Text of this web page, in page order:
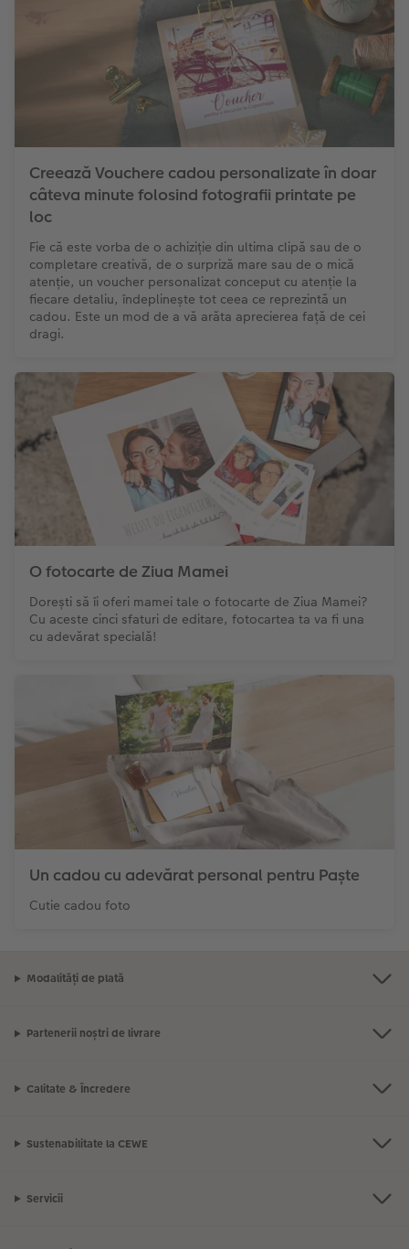
Creează Vouchere cadou personalizate în doar
câteva minute folosind fotografii printate pe
loc
Fie că este vorba de o achiziție din ultima clipă sau de o
completare creativă, de o surpriză mare sau de o mică
atenție, un voucher personalizat conceput cu atenție la
fiecare detaliu, îndeplinește tot ceea ce reprezintă un
cadou. Este un mod de a vă arăta aprecierea față de cei
dragi.
O fotocarte de Ziua Mamei
Dorești să îi oferi mamei tale o fotocarte de Ziua Mamei?
Cu aceste cinci sfaturi de editare, fotocartea ta va fi una
cu adevărat specială!
Un cadou cu adevărat personal pentru Paște
Cutie cadou foto
Modalități de plată
Partenerii noștri de livrare
Calitate & Încredere
Sustenabilitate la CEWE
Servicii